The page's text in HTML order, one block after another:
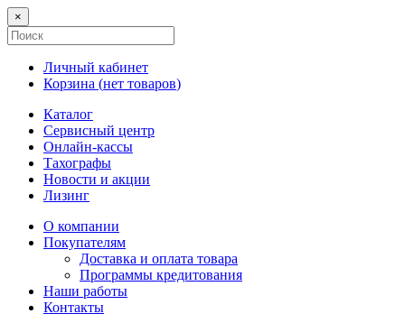
×
Личный кабинет
Корзина (нет товаров)
Каталог
Сервисный центр
Онлайн-кассы
Тахографы
Новости и акции
Лизинг
О компании
Покупателям
Доставка и оплата товара
Программы кредитования
Наши работы
Контакты